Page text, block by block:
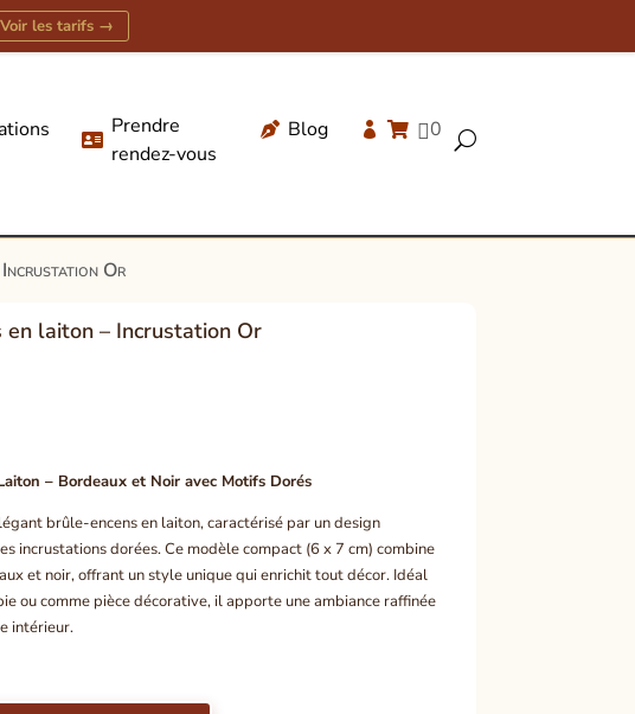
Voir les tarifs →

Prendre
rendez-vous
 Blog   0 U
produits
Or
en laiton – Incrustation Or
– Bordeaux et Noir avec Motifs Dorés
brûle-encens en laiton, caractérisé par un design
incrustations dorées. Ce modèle compact (6 x 7 cm) combine
et noir, offrant un style unique qui enrichit tout décor. Idéal
ou comme pièce décorative, il apporte une ambiance raffinée
intérieur.